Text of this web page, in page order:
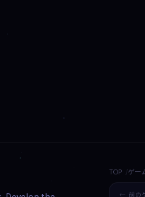
TOP ゲー
← 前の